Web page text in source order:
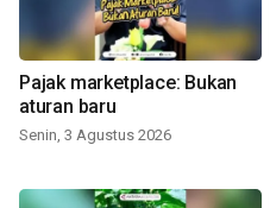
Pajak marketplace: Bukan
aturan baru
Senin, 3 Agustus 2026